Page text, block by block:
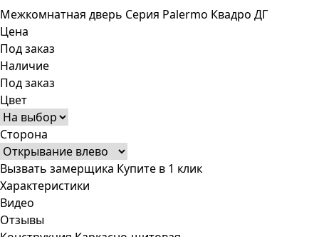
Межкомнатная дверь Серия Palermo Квадро ДГ
Цена
Под заказ
Наличие
Под заказ
Цвет
Сторона
Вызвать замерщика Купите в 1 клик
Характеристики
Видео
Отзывы